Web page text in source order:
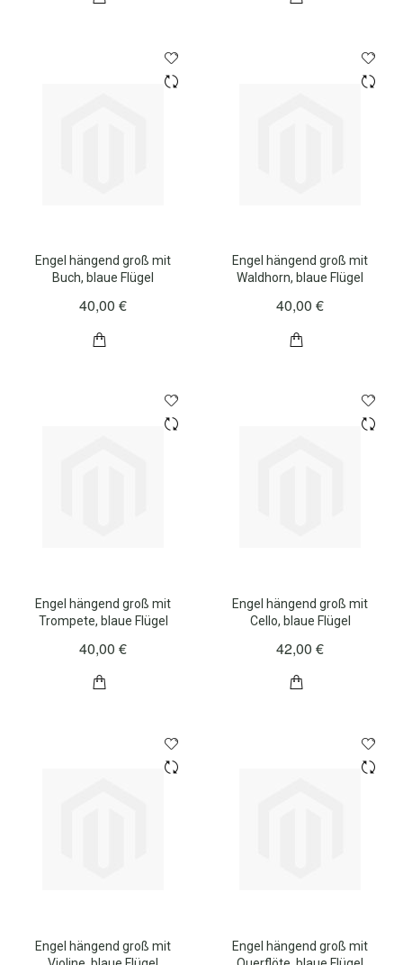
Engel hängend groß mit
Buch, blaue Flügel
40,00 €
Engel hängend groß mit
Waldhorn, blaue Flügel
40,00 €
Engel hängend groß mit
Trompete, blaue Flügel
40,00 €
Engel hängend groß mit
Cello, blaue Flügel
42,00 €
Engel hängend groß mit
Engel hängend groß mit